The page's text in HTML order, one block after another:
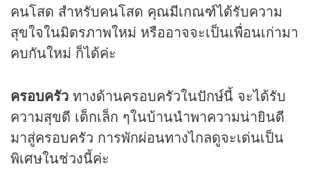
คนโสด สำหรับคนโสด คุณมีเกณฑ์ได้รับความ
สุขใจในมิตรภาพใหม่ หรืออาจจะเป็นเพื่อนเก่ามา
คบกันใหม่ ก็ได้ค่ะ
ครอบครัว ทางด้านครอบครัวในปักษ์นี้ จะได้รับ
ความสุขดี เด็กเล็ก ๆในบ้านนำพาความน่ายินดี
มาสู่ครอบครัว การพักผ่อนทางไกลดูจะเด่นเป็น
พิเศษในช่วงนี้ค่ะ